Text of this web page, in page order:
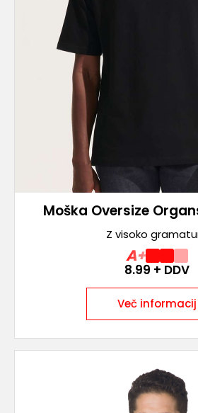
Moška Oversize
Z visoko
A+
8.99 + DDV
Več informacij